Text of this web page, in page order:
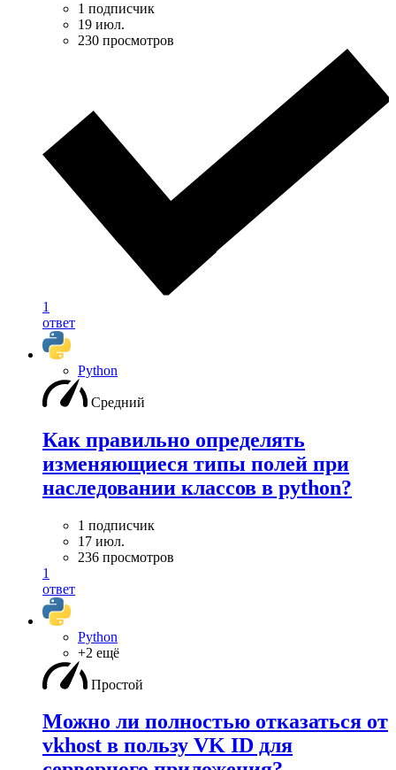
1 подписчик
19 июл.
230 просмотров
1
ответ
Python
Средний
Как правильно определять
изменяющиеся типы полей при
наследовании классов в python?
1 подписчик
17 июл.
236 просмотров
1
ответ
Python
+2 ещё
Простой
Можно ли полностью отказаться от
vkhost в пользу VK ID для